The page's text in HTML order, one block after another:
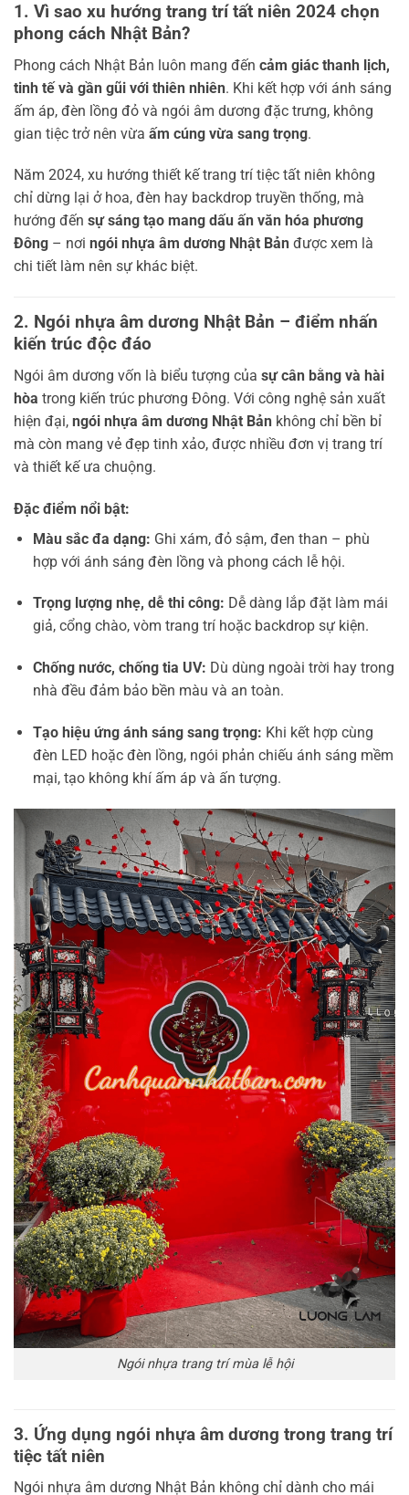
1. Vì sao xu hướng trang trí tất niên 2024 chọn
phong cách Nhật Bản?
Phong cách Nhật Bản luôn mang đến cảm giác thanh lịch,
tinh tế và gần gũi với thiên nhiên. Khi kết hợp với ánh sáng
ấm áp, đèn lồng đỏ và ngói âm dương đặc trưng, không
gian tiệc trở nên vừa ấm cúng vừa sang trọng.
Năm 2024, xu hướng thiết kế trang trí tiệc tất niên không
chỉ dừng lại ở hoa, đèn hay backdrop truyền thống, mà
hướng đến sự sáng tạo mang dấu ấn văn hóa phương
Đông – nơi ngói nhựa âm dương Nhật Bản được xem là
chi tiết làm nên sự khác biệt.
2. Ngói nhựa âm dương Nhật Bản – điểm nhấn
kiến trúc độc đáo
Ngói âm dương vốn là biểu tượng của sự cân bằng và hài
hòa trong kiến trúc phương Đông. Với công nghệ sản xuất
hiện đại, ngói nhựa âm dương Nhật Bản không chỉ bền bỉ
mà còn mang vẻ đẹp tinh xảo, được nhiều đơn vị trang trí
và thiết kế ưa chuộng.
Đặc điểm nổi bật:
Màu sắc đa dạng: Ghi xám, đỏ sậm, đen than – phù
hợp với ánh sáng đèn lồng và phong cách lễ hội.
Trọng lượng nhẹ, dễ thi công: Dễ dàng lắp đặt làm mái
giả, cổng chào, vòm trang trí hoặc backdrop sự kiện.
Chống nước, chống tia UV: Dù dùng ngoài trời hay trong
nhà đều đảm bảo bền màu và an toàn.
Tạo hiệu ứng ánh sáng sang trọng: Khi kết hợp cùng
đèn LED hoặc đèn lồng, ngói phản chiếu ánh sáng mềm
mại, tạo không khí ấm áp và ấn tượng.
Ngói nhựa trang trí mùa lễ hội
3. Ứng dụng ngói nhựa âm dương trong trang trí
tiệc tất niên
Ngói nhựa âm dương Nhật Bản không chỉ dành cho mái